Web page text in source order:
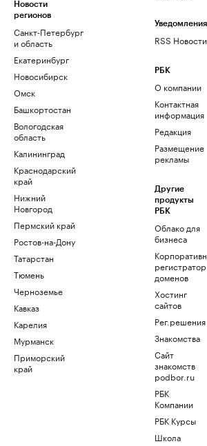
Новости
регионов
Санкт-Петербург
и область
Екатеринбург
Новосибирск
Омск
Башкортостан
Вологодская
область
Калининград
Краснодарский
край
Нижний
Новгород
Пермский край
Ростов-на-Дону
Татарстан
Тюмень
Черноземье
Кавказ
Карелия
Мурманск
Приморский
край
Уведомления
RSS Новости
РБК
О компании
Контактная
информация
Редакция
Размещение
рекламы
Другие
продукты
РБК
Облако для
бизнеса
регистратор
доменов
Хостинг
сайтов
Рег.решения
Знакомства
Сайт
знакомств
podbor.ru
РБК
Компании
РБК Курсы
Школа